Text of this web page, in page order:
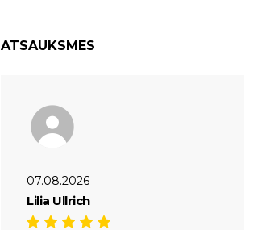
ATSAUKSMES
07.08.2026
Lilia Ullrich